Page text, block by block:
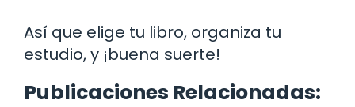
Así que elige tu libro, organiza tu
estudio, y ¡buena suerte!
Publicaciones Relacionadas: